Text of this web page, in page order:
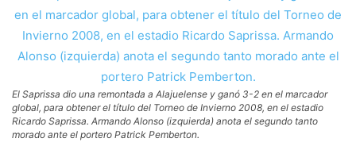
El Saprissa dio una remontada a Alajuelense y ganó 3-2 en el marcador
global, para obtener el título del Torneo de Invierno 2008, en el estadio
Ricardo Saprissa. Armando Alonso (izquierda) anota el segundo tanto
morado ante el portero Patrick Pemberton.